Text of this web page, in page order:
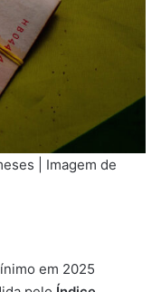
| Imagem de
em 2025